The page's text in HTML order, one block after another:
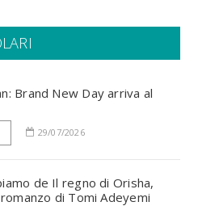
Brand New Day arriva al
29/07/2026
de Il regno di Orisha,
di Tomi Adeyemi